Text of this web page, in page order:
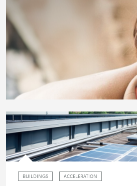
BUILDINGS ACCELERATION